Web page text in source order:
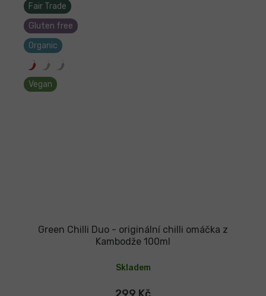
Fair Trade
Gluten free
Organic
Vegan
Green Chilli Duo - originální chilli omáčka z
Kambodže 100ml
Skladem
299 Kč